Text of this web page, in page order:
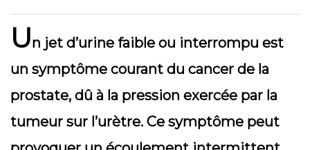
Un jet d’urine faible ou interrompu est
un symptôme courant du cancer de la
prostate, dû à la pression exercée par la
tumeur sur l’urètre. Ce symptôme peut